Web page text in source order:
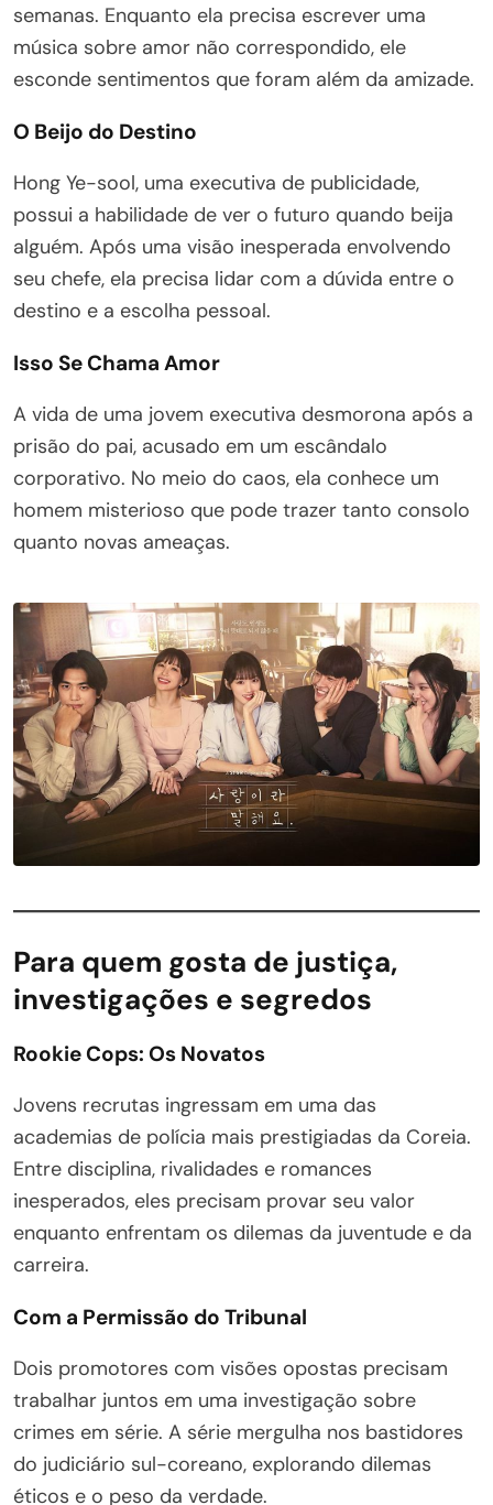
semanas. Enquanto ela precisa escrever uma
música sobre amor não correspondido, ele
esconde sentimentos que foram além da amizade.
O Beijo do Destino
Hong Ye-sool, uma executiva de publicidade,
possui a habilidade de ver o futuro quando beija
alguém. Após uma visão inesperada envolvendo
seu chefe, ela precisa lidar com a dúvida entre o
destino e a escolha pessoal.
Isso Se Chama Amor
A vida de uma jovem executiva desmorona após a
prisão do pai, acusado em um escândalo
corporativo. No meio do caos, ela conhece um
homem misterioso que pode trazer tanto consolo
quanto novas ameaças.
Para quem gosta de justiça,
investigações e segredos
Rookie Cops: Os Novatos
Jovens recrutas ingressam em uma das
academias de polícia mais prestigiadas da Coreia.
Entre disciplina, rivalidades e romances
inesperados, eles precisam provar seu valor
enquanto enfrentam os dilemas da juventude e da
carreira.
Com a Permissão do Tribunal
Dois promotores com visões opostas precisam
trabalhar juntos em uma investigação sobre
crimes em série. A série mergulha nos bastidores
do judiciário sul-coreano, explorando dilemas
éticos e o peso da verdade.